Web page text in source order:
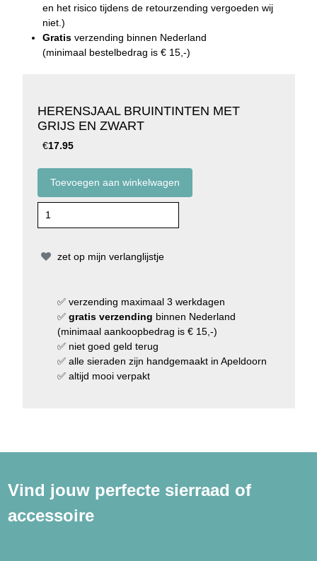
en het risico tijdens de retourzending vergoeden wij
niet.)
Gratis verzending binnen Nederland
(minimaal bestelbedrag is € 15,-)
HERENSJAAL BRUINTINTEN MET
GRIJS EN ZWART
€17.95
zet op mijn verlanglijstje
✅ verzending maximaal 3 werkdagen
✅ gratis verzending binnen Nederland
(minimaal aankoopbedrag is € 15,-)
✅ niet goed geld terug
✅ alle sieraden zijn handgemaakt in Apeldoorn
✅ altijd mooi verpakt
Vind jouw perfecte sierraad of
accessoire